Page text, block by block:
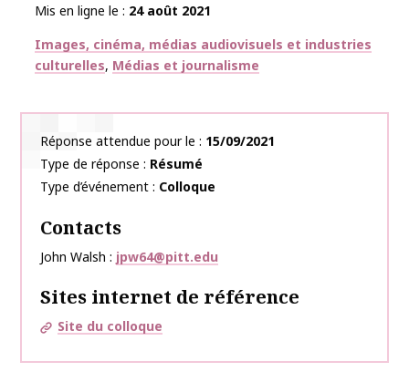
Mis en ligne le
24 août 2021
Thématiques
Images, cinéma, médias audiovisuels et industries
culturelles Médias et journalisme
Réponse attendue pour le
15/09/2021
Type de réponse
Résumé
Type d’événement
Colloque
Contacts
John Walsh jpw64@pitt.edu
Sites internet de référence
Site du colloque